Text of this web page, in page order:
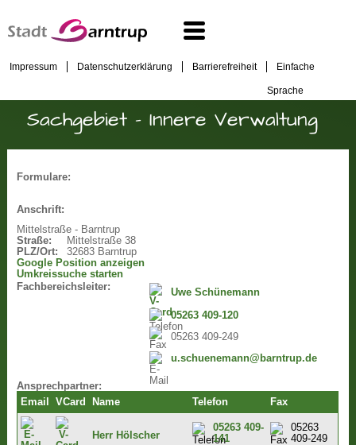
Impressum Datenschutzerklärung Barrierefreiheit Einfache
Sprache
Sachgebiet - Innere Verwaltung
Formulare:
Anschrift:
Mittelstraße - Barntrup
Straße:
Mittelstraße 38
PLZ/Ort:
32683 Barntrup
Google Position anzeigen
Umkreissuche starten
Fachbereichsleiter:
Uwe Schünemann
05263 409-120
05263 409-249
u.schuenemann@barntrup.de
Ansprechpartner:
Email
VCard Name Telefon Fax
Herr Hölscher
05263 409-
141
05263
409-249